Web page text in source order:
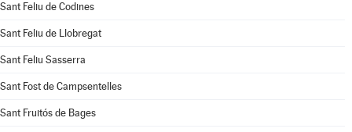
Sant Feliu de Codines
Sant Feliu de Llobregat
Sant Feliu Sasserra
Sant Fost de Campsentelles
Sant Fruitós de Bages